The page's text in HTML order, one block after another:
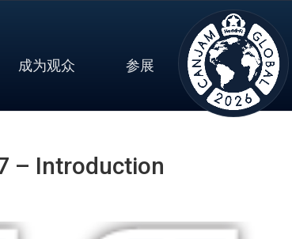
成为观众 参展
– Introduction